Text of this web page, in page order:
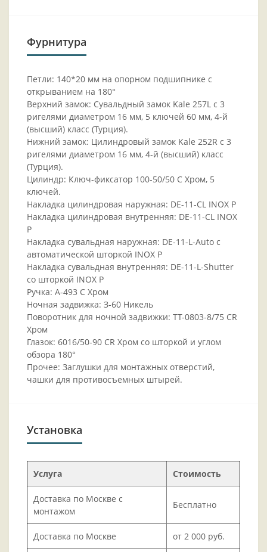
Фурнитура
Петли: 140*20 мм на опорном подшипнике с
открыванием на 180°
Верхний замок: Сувальдный замок Kale 257L с 3
ригелями диаметром 16 мм, 5 ключей 60 мм, 4-й
(высший) класс (Турция).
Нижний замок: Цилиндровый замок Kale 252R с 3
ригелями диаметром 16 мм, 4-й (высший) класс
(Турция).
Цилиндр: Ключ-фиксатор 100-50/50 С Хром, 5
ключей.
Накладка цилиндровая наружная: DE-11-CL INOX P
Накладка цилиндровая внутренняя: DE-11-CL INOX
P
Накладка сувальдная наружная: DE-11-L-Auto с
автоматической шторкой INOX P
Накладка сувальдная внутренняя: DE-11-L-Shutter
со шторкой INOX P
Ручка: A-493 C Хром
Ночная задвижка: З-60 Никель
Поворотник для ночной задвижки: ТТ-0803-8/75 CR
Хром
Глазок: 6016/50-90 CR Хром со шторкой и углом
обзора 180°
Прочее: Заглушки для монтажных отверстий,
чашки для противосъемных штырей.
Установка
Услуга Стоимость
Доставка по Москве с
монтажом
Бесплатно
Доставка по Москве от 2 000 руб.